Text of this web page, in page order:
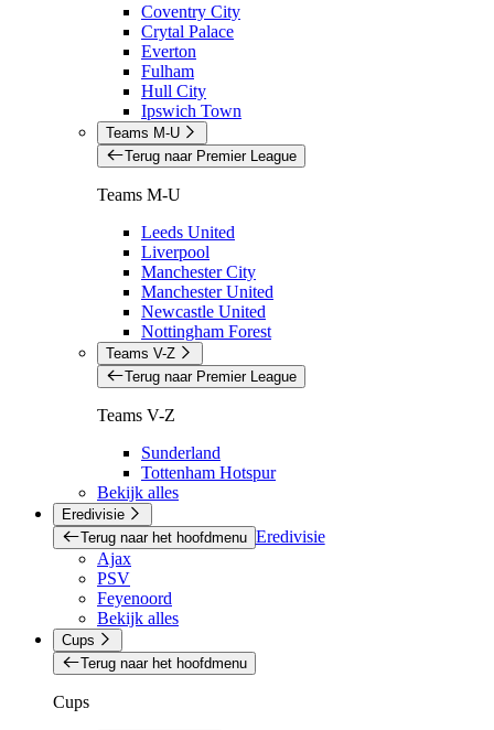
Coventry City
Crytal Palace
Everton
Fulham
Hull City
Ipswich Town
Teams M-U
Terug naar Premier League
Teams M-U
Leeds United
Liverpool
Manchester City
Manchester United
Newcastle United
Nottingham Forest
Teams V-Z
Terug naar Premier League
Teams V-Z
Sunderland
Tottenham Hotspur
Bekijk alles
Eredivisie
Terug naar het hoofdmenu Eredivisie
Ajax
PSV
Feyenoord
Bekijk alles
Cups
Terug naar het hoofdmenu
Cups